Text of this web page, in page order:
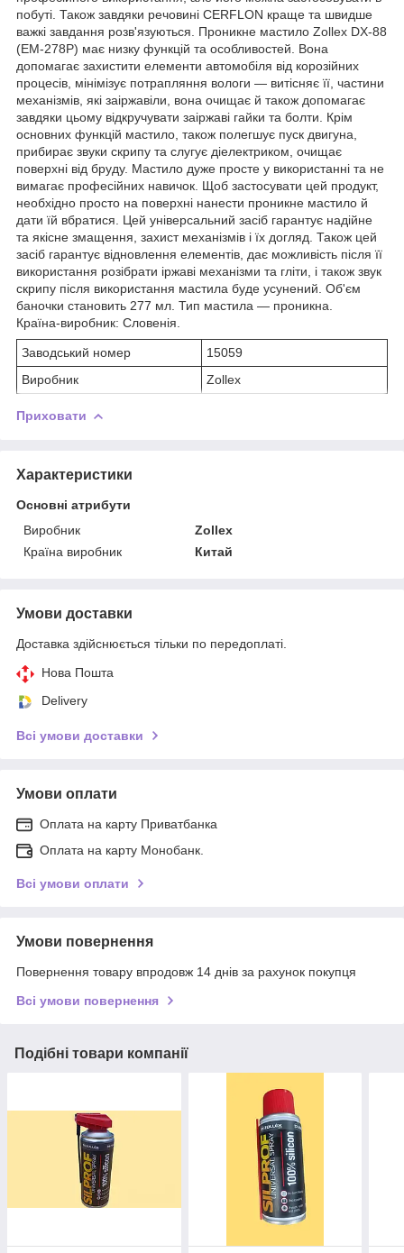
побуті. Також завдяки речовині CERFLON краще та швидше
важкі завдання розв'язуються. Проникне мастило Zollex DX-88
(EM-278P) має низку функцій та особливостей. Вона
допомагає захистити елементи автомобіля від корозійних
процесів, мінімізує потрапляння вологи — витісняє її, частини
механізмів, які заіржавіли, вона очищає й також допомагає
завдяки цьому відкручувати заіржаві гайки та болти. Крім
основних функцій мастило, також полегшує пуск двигуна,
прибирає звуки скрипу та слугує діелектриком, очищає
поверхні від бруду. Мастило дуже просте у використанні та не
вимагає професійних навичок. Щоб застосувати цей продукт,
необхідно просто на поверхні нанести проникне мастило й
дати їй вбратися. Цей універсальний засіб гарантує надійне
та якісне змащення, захист механізмів і їх догляд. Також цей
засіб гарантує відновлення елементів, дає можливість після її
використання розібрати іржаві механізми та гліти, і також звук
скрипу після використання мастила буде усунений. Об'єм
баночки становить 277 мл. Тип мастила — проникна.
Країна-виробник: Словенія.
Заводський номер
15059
Виробник
Zollex
Приховати
Характеристики
Основні атрибути
Виробник
Zollex
Країна виробник
Китай
Умови доставки
Доставка здійснюється тільки по передоплаті.
Нова Пошта
Delivery
Всі умови доставки
Умови оплати
Оплата на карту Приватбанка
Оплата на карту Монобанк.
Всі умови оплати
Умови повернення
Повернення товару впродовж 14 днів за рахунок покупця
Всі умови повернення
Подібні товари компанії